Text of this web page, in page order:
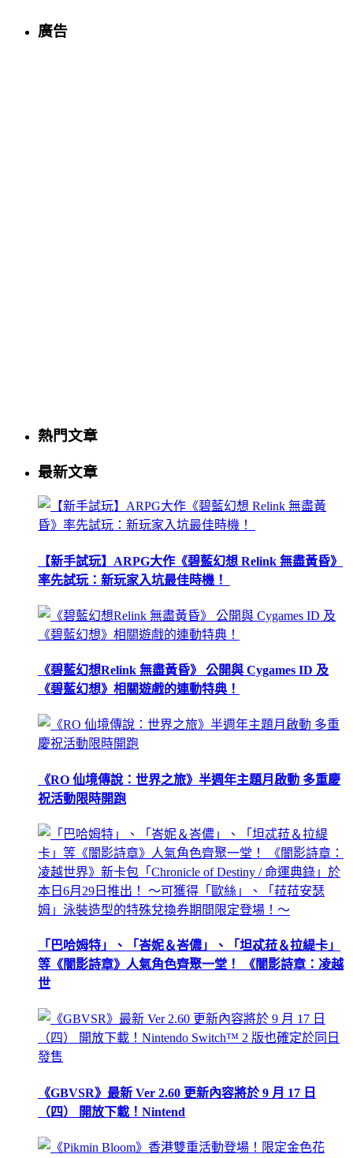
廣告
熱門文章
最新文章
【新手試玩】ARPG大作《碧藍幻想 Relink 無盡黃昏》
率先試玩：新玩家入坑最佳時機！
《碧藍幻想Relink 無盡黃昏》 公開與 Cygames ID 及
《碧藍幻想》相關遊戲的連動特典！
《RO 仙境傳說：世界之旅》半週年主題月啟動 多重慶
祝活動限時開跑
「巴哈姆特」、「峇妮＆峇儂」、「坦忒菈＆拉緹卡」
等《闇影詩章》人氣角色齊聚一堂！ 《闇影詩章：凌越
世
《GBVSR》最新 Ver 2.60 更新內容將於 9 月 17 日
（四） 開放下載！Nintend